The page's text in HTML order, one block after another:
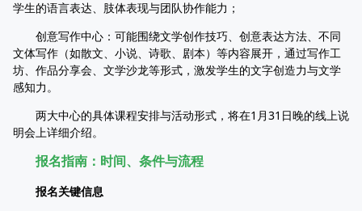
学生的语言表达、肢体表现与团队协作能力；
创意写作中心：可能围绕文学创作技巧、创意表达方法、不同
文体写作（如散文、小说、诗歌、剧本）等内容展开，通过写作工
坊、作品分享会、文学沙龙等形式，激发学生的文字创造力与文学
感知力。
两大中心的具体课程安排与活动形式，将在1月31日晚的线上说
明会上详细介绍。
报名指南：时间、条件与流程
报名关键信息